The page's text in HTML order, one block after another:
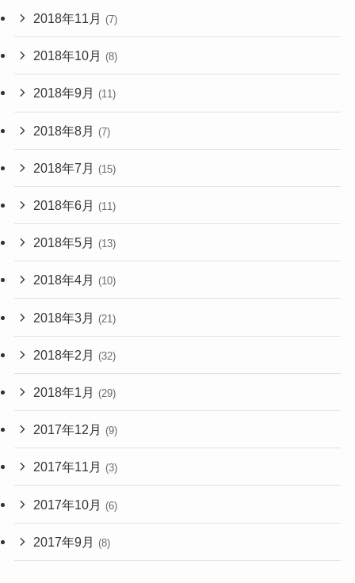
2018年11月 (7)
2018年10月 (8)
2018年9月 (11)
2018年8月 (7)
2018年7月 (15)
2018年6月 (11)
2018年5月 (13)
2018年4月 (10)
2018年3月 (21)
2018年2月 (32)
2018年1月 (29)
2017年12月 (9)
2017年11月 (3)
2017年10月 (6)
2017年9月 (8)